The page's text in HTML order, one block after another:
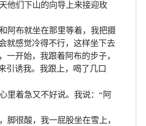
他们下山的向导上来接迎玫
阿布就坐在那里等着，我把摄
就感觉冷得不行，这样坐下去
开始，我跟着阿布的步子，
引诱我。我跟上，喝了几口
里着急又不好说。我说：“阿
很酸，我一屁股坐在雪上，